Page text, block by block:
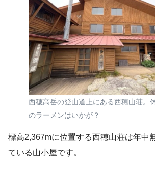
西穂高岳の登山道上にある西穂山荘。
のラーメンはいかが？
標高2,367mに位置する西穂山荘は年中
ている山小屋です。